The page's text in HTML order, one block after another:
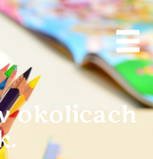
okolicach